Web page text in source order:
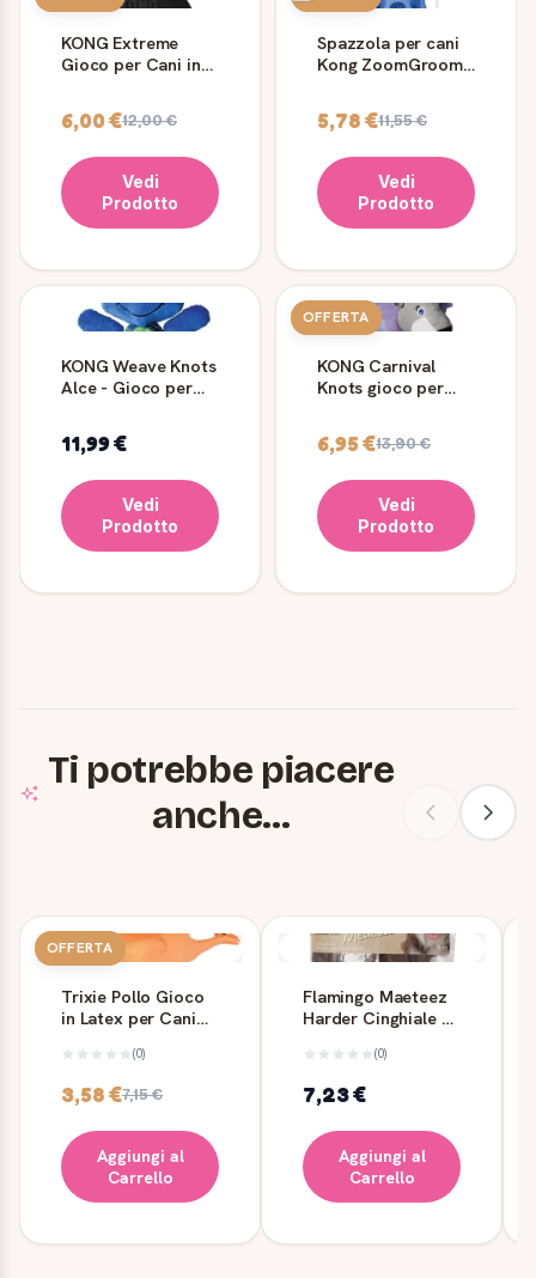
KONG Extreme
Gioco per Cani in
6,00 €12,00 €
Vedi
Prodotto
Spazzola per cani
Kong ZoomGroom
5,78 €11,55 €
Vedi
Prodotto
KONG Weave Knots
Alce - Gioco per
11,99 €
Vedi
Prodotto
OFFERTA
KONG Carnival
Knots gioco per
annodate
6,95 €13,90 €
Vedi
Prodotto
Ti potrebbe piacere
anche...
OFFERTA
Trixie Pollo Gioco
in Latex per Cani
(0)
3,58 €7,15 €
Aggiungi al
Carrello
Flamingo Maeteez
Harder Cinghiale 11
(0)
7,23 €
Aggiungi al
Carrello